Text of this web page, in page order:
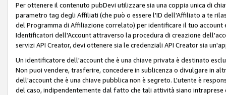
Per ottenere il contenuto pubDevi utilizzare sia una coppia unica di
parametro tag degli Affiliati (che può o essere l'ID dell'Affiliato a te
del Programma di Affiliazione correlato) per identificare il tuo account
Identificatori dell'Account attraverso la procedura di creazione
servizi API Creator, devi ottenere sia le credenziali API Creator sia
Un identificatore dell'account che è una chiave privata è destinato
Non puoi vendere, trasferire, concedere in sublicenza o divulgare in
dell'account che è una chiave pubblica non è segreto. L'utente è
del caso, indipendentemente dal fatto che tali attività siano